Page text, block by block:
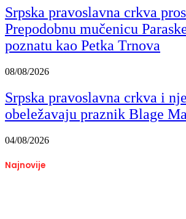
Srpska pravoslavna crkva
Prepodobnu mučenicu
poznatu kao Petka Trnova
08/08/2026
Srpska pravoslavna crkva i
obeležavaju praznik Blage
04/08/2026
Najnovije